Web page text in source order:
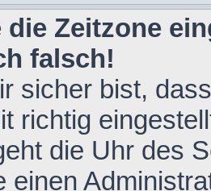
die Zeitzone
falsch!
sicher bist,
richtig
die Uhr des
einen